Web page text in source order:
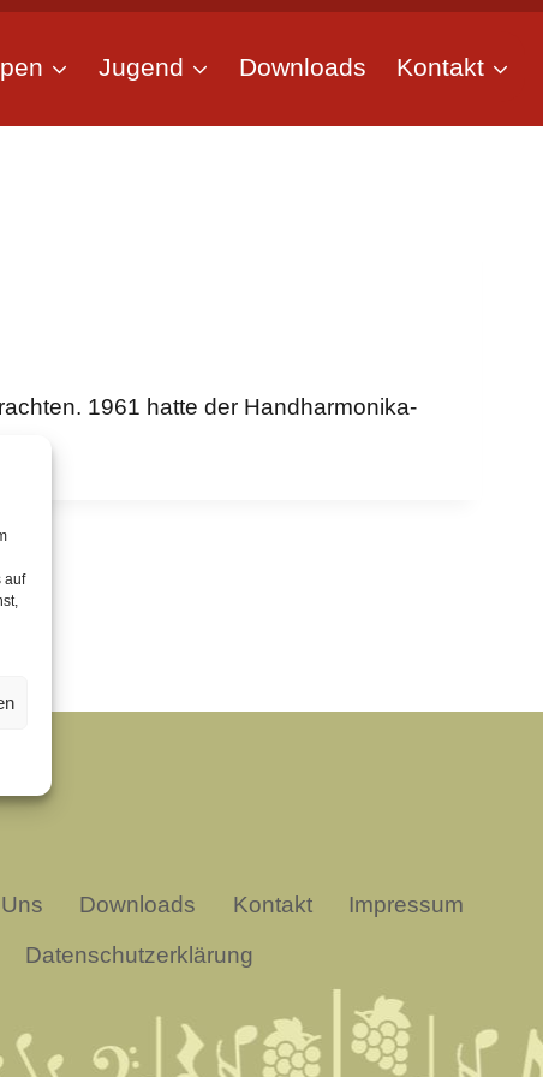
auf
Jugend Downloads Kontakt
1961 hatte der Handharmonika-
Downloads Kontakt
Impressum
Datenschutzerklärung